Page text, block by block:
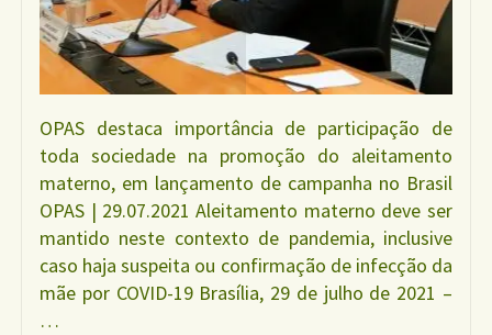
OPAS destaca importância de participação de
toda sociedade na promoção do aleitamento
materno, em lançamento de campanha no Brasil
OPAS | 29.07.2021 Aleitamento materno deve ser
mantido neste contexto de pandemia, inclusive
caso haja suspeita ou confirmação de infecção da
mãe por COVID-19 Brasília, 29 de julho de 2021 –
…